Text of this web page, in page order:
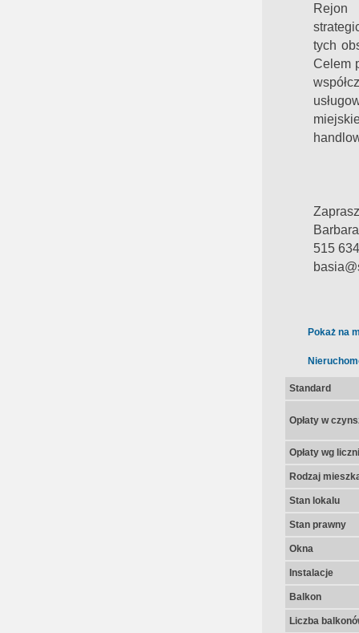
Rejon
tych
Celem
515
Pokaż na
Standard
Opłaty w
Opłaty wg
Rodzaj
Stan lokalu
Stan prawny
Okna
Instalacje
Balkon
Liczba